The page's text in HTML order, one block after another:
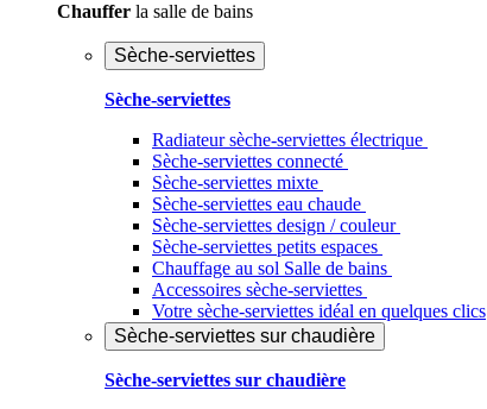
Chauffer la salle de bains
Sèche-serviettes
Sèche-serviettes
Radiateur sèche-serviettes électrique
Sèche-serviettes connecté
Sèche-serviettes mixte
Sèche-serviettes eau chaude
Sèche-serviettes design / couleur
Sèche-serviettes petits espaces
Chauffage au sol Salle de bains
Accessoires sèche-serviettes
Votre sèche-serviettes idéal en quelques clics
Sèche-serviettes sur chaudière
Sèche-serviettes sur chaudière